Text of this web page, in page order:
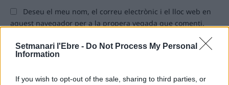
Setmanari l'Ebre - Do Not Process My Personal
Information
If you wish to opt-out of the sale, sharing to third parties, or
Deseu el meu nom, el correu electrònic i el lloc web en
aquest navegador per a la propera vegada que comenti.